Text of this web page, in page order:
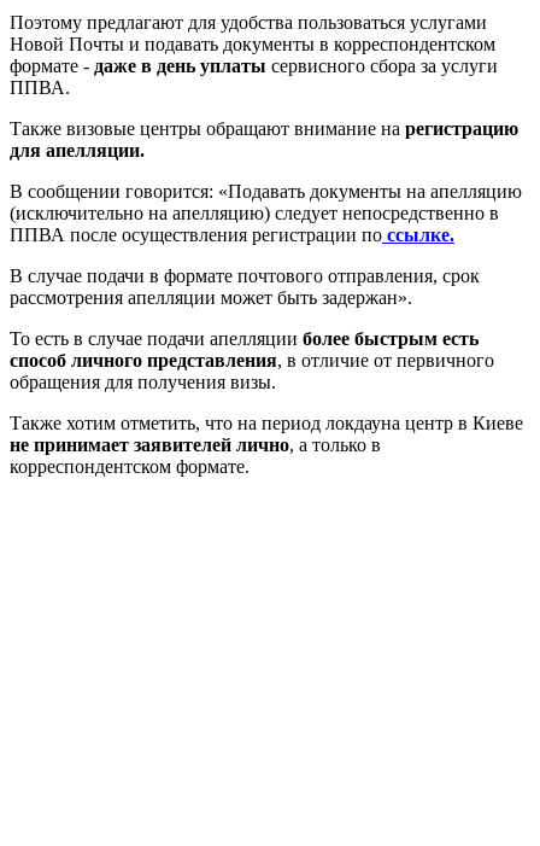
Поэтому предлагают для удобства пользоваться услугами
Новой Почты и подавать документы в корреспондентском
формате - даже в день уплаты сервисного сбора за услуги
ППВА.
Также визовые центры обращают внимание на регистрацию
для апелляции.
В сообщении говорится: «Подавать документы на апелляцию
(исключительно на апелляцию) следует непосредственно в
ППВА после осуществления регистрации по ссылке.
В случае подачи в формате почтового отправления, срок
рассмотрения апелляции может быть задержан».
То есть в случае подачи апелляции более быстрым есть
способ личного представления, в отличие от первичного
обращения для получения визы.
Также хотим отметить, что на период локдауна центр в Киеве
не принимает заявителей лично, а только в
корреспондентском формате.